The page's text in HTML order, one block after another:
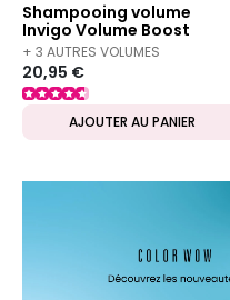
Shampooing volume
Invigo Volume Boost
500ml
+ 3 AUTRES VOLUMES
DISPONIBLES
20,95 €
AJOUTER AU PANIER